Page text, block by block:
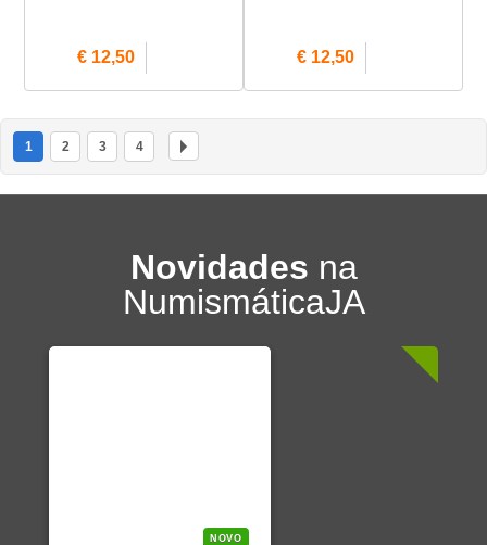
€ 12,50 € 12,50
1 2 3 4
Novidades na
NumismáticaJA
NOVO